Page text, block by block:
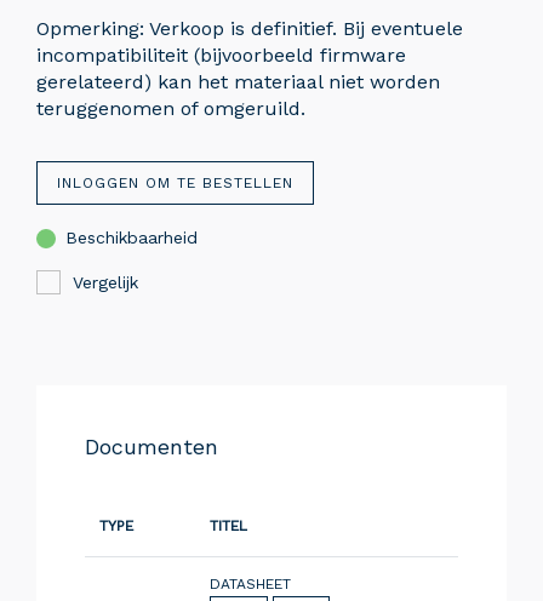
Opmerking: Verkoop is definitief. Bij eventuele
incompatibiliteit (bijvoorbeeld firmware
gerelateerd) kan het materiaal niet worden
teruggenomen of omgeruild.
INLOGGEN OM TE BESTELLEN
Beschikbaarheid
Vergelijk
Documenten
TYPE TITEL
DATASHEET